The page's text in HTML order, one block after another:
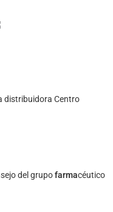
distribuidora Centro
del grupofarmacéutico